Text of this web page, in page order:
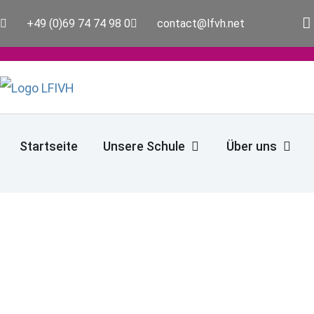
+49 (0)69 74 74 98 0 contact@lfvh.net
a
e
b
k
Startseite Unsere Schule Öffne Unsere Schule
Über uns